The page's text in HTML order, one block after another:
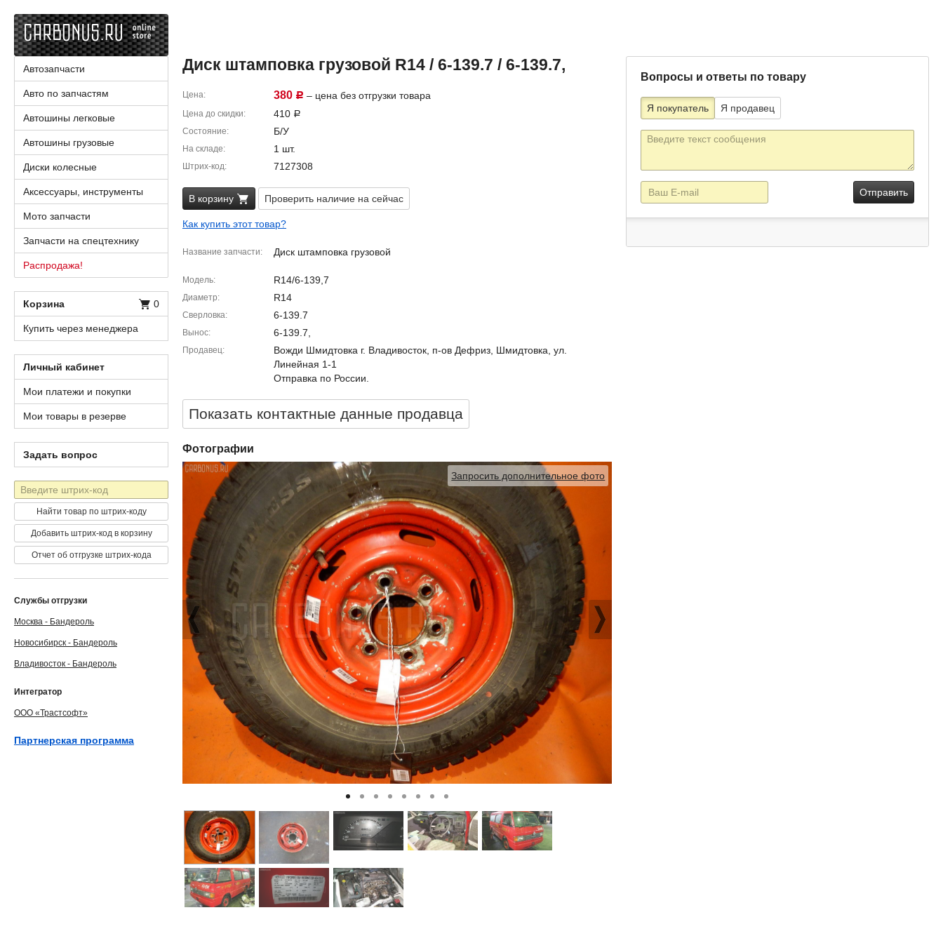
Диск штамповка грузовой R14 / 6-139.7 / 6-139.7,
Цена 380 Р – цена без отгрузки товара
Цена до скидки 410 Р
Состояние Б/У
На складе 1 шт.
Штрих-код 7127308
В корзину Проверить наличие на сейчас
Как купить этот товар?
Название запчасти Диск штамповка грузовой
Модель R14/6-139,7
Диаметр R14
Сверловка 6-139.7
Вынос 6-139.7,
Продавец
Вожди Шмидтовка г. Владивосток, п-ов Дефриз, Шмидтовка, ул.
Линейная 1-1
Отправка по России.
Показать контактные данные продавцa
Фотографии
Запросить дополнительное фото
Вопросы и ответы по товару
Я покупатель Я продавец
Текст
E-
mail
Автозапчасти
Авто по запчастям
Автошины легковые
Автошины грузовые
Диски колесные
Аксессуары, инструменты
Мото запчасти
Запчасти на спецтехнику
Распродажа!
Корзина 0
Купить через менеджера
Личный кабинет
Мои платежи и покупки
Мои товары в резерве
Задать вопрос
Штрих-
код
Найти товар по штрих-коду
Добавить штрих-код в корзину
Отчет об отгрузке штрих-кода
Службы отгрузки
Москва - Бандероль
Новосибирск - Бандероль
Владивосток - Бандероль
Интегратор
ООО «Трастсофт»
Партнерская программа